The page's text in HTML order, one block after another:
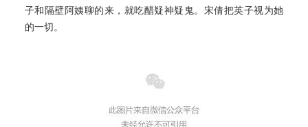
子和隔壁阿姨聊的来，就吃醋疑神疑鬼。宋倩把英子视为她
的一切。